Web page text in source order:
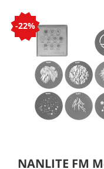
-22%
NANLITE FM